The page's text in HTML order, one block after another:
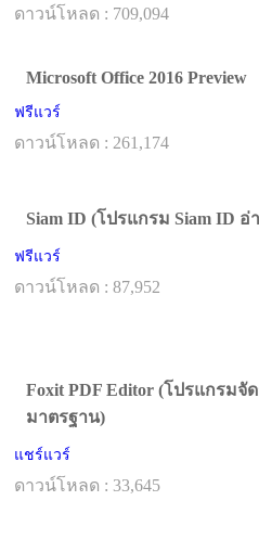
ดาวน์โหลด : 709,094
Microsoft Office 2016 Preview
ฟรีแวร์
ดาวน์โหลด : 261,174
Siam ID (โปรแกรม Siam ID
ฟรีแวร์
ดาวน์โหลด : 87,952
Foxit PDF Editor (โปรแกรมจั
มาตรฐาน)
แชร์แวร์
ดาวน์โหลด : 33,645